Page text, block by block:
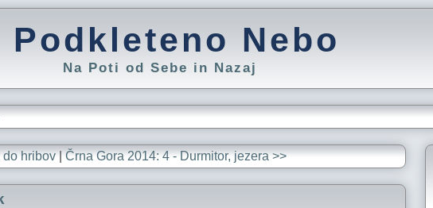
Podkleteno Nebo
Na Poti od Sebe in Nazaj
do hribov|Črna Gora 2014: 4 - Durmitor, jezera >>